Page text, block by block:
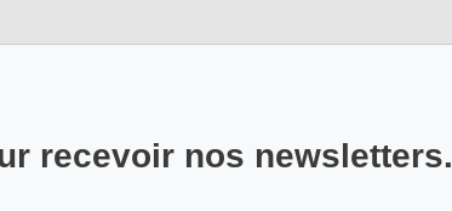
recevoir nos newsletters.